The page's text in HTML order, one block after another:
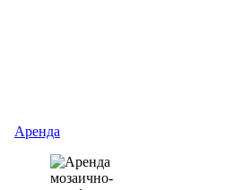
Аренда